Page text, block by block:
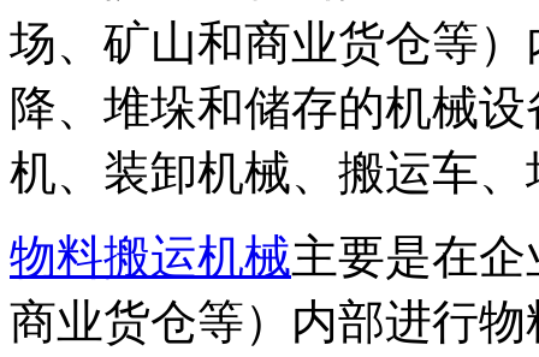
场、矿山和商业货仓等
降、堆垛和储存的机械
机、装卸机械、搬运车
物料搬运机械主要是在
商业货仓等）内部进行